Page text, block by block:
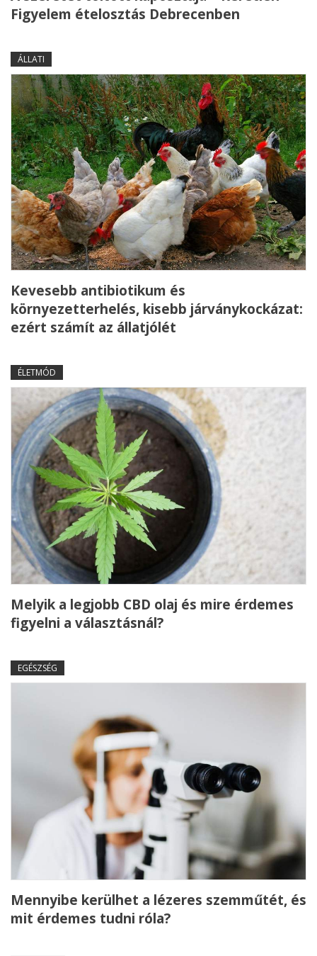
Figyelem ételosztás Debrecenben
ÁLLATI
Kevesebb antibiotikum és
környezetterhelés, kisebb járványkockázat:
ezért számít az állatjólét
ÉLETMÓD
Melyik a legjobb CBD olaj és mire érdemes
figyelni a választásnál?
EGÉSZSÉG
Mennyibe kerülhet a lézeres szemműtét, és
mit érdemes tudni róla?